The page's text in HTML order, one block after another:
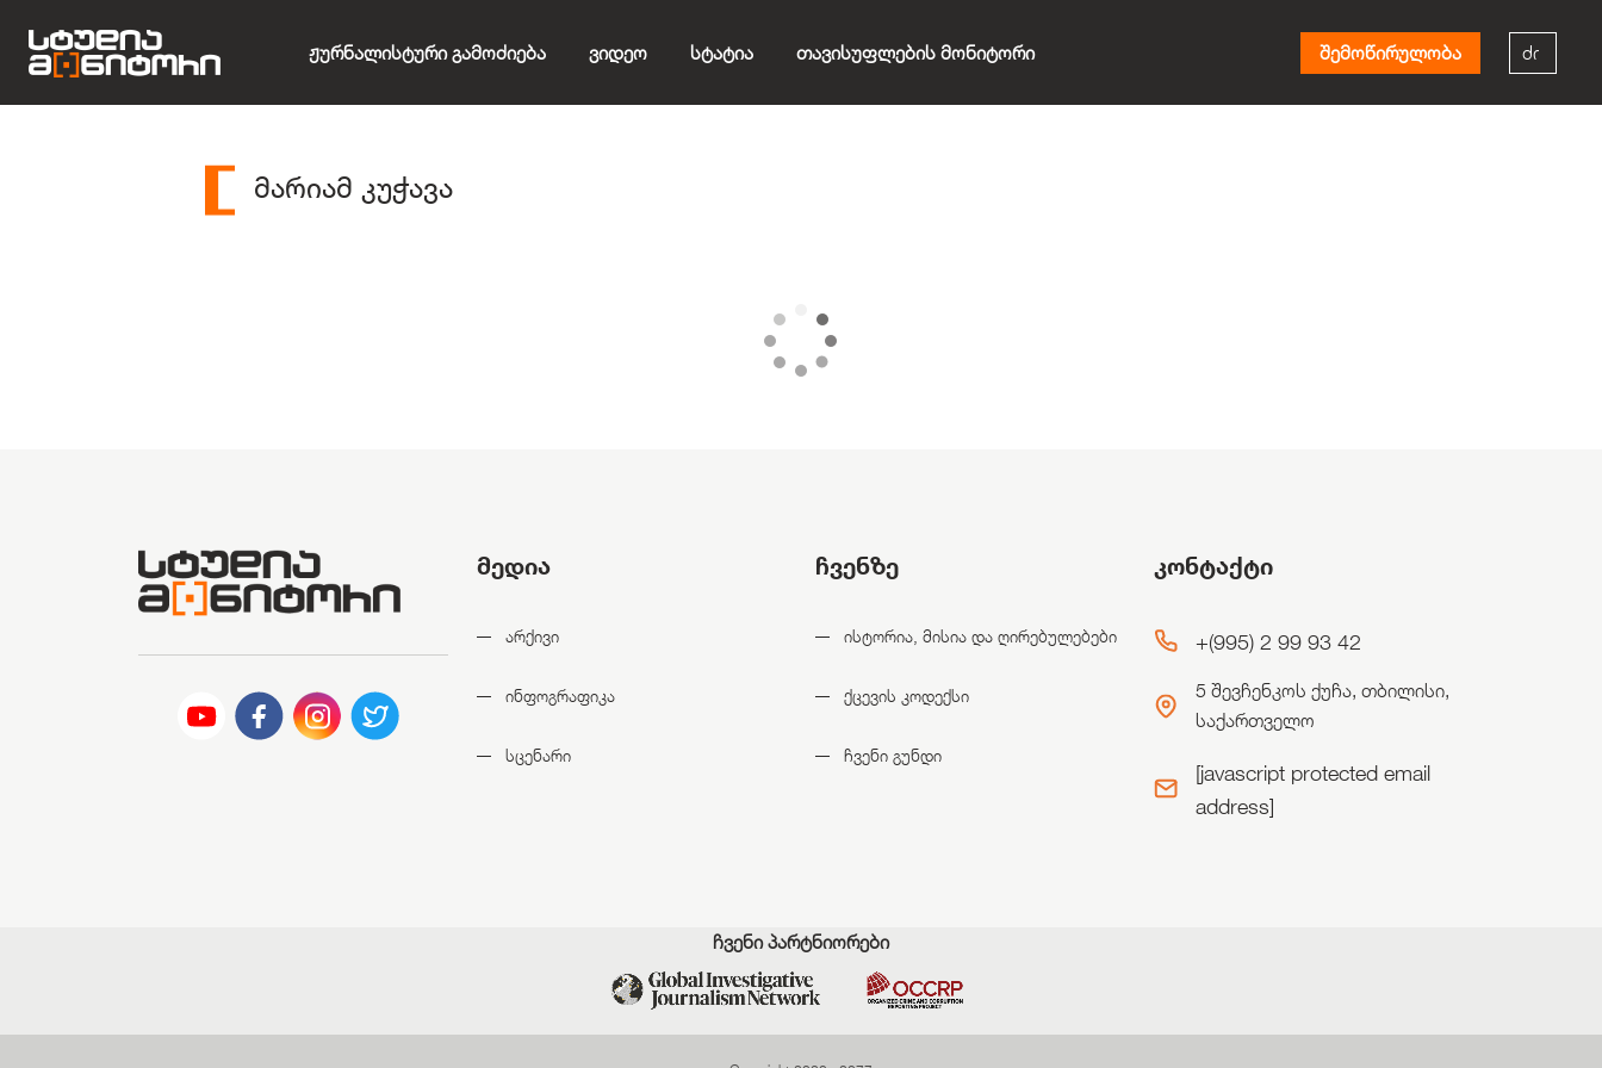
Ჟურნალისტური Გამოძიება Ვიდეო Სტატია Თავისუფლების Მონიტორი შემოწირულობა
მარიამ კუჭავა
მედია
არქივი
ინფოგრაფიკა
სცენარი
ჩვენზე
ისტორია, მისია და ღირებულებები
ქცევის კოდექსი
ჩვენი გუნდი
კონტაქტი
+(995) 2 99 93 42
5 შევჩენკოს ქუჩა, თბილისი,
საქართველო
[javascript protected email
address]
ჩვენი პარტნიორები